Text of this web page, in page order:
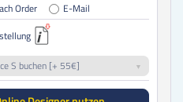
Order
E-Mail
S buchen [+ 55€]